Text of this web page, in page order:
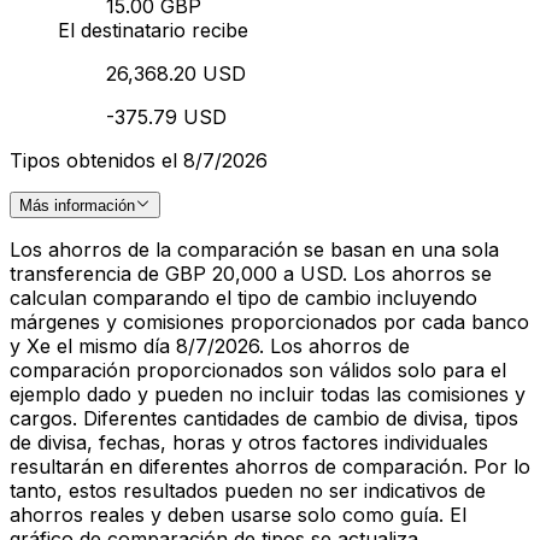
15.00 GBP
El destinatario recibe
26,368.20 USD
-375.79 USD
Tipos obtenidos el 8/7/2026
Más información
Los ahorros de la comparación se basan en una sola
transferencia de GBP 20,000 a USD. Los ahorros se
calculan comparando el tipo de cambio incluyendo
márgenes y comisiones proporcionados por cada banco
y Xe el mismo día 8/7/2026. Los ahorros de
comparación proporcionados son válidos solo para el
ejemplo dado y pueden no incluir todas las comisiones y
cargos. Diferentes cantidades de cambio de divisa, tipos
de divisa, fechas, horas y otros factores individuales
resultarán en diferentes ahorros de comparación. Por lo
tanto, estos resultados pueden no ser indicativos de
ahorros reales y deben usarse solo como guía. El